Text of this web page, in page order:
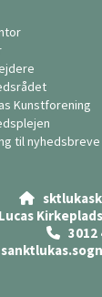
Kunstforening
til nyhedsbreve

3012